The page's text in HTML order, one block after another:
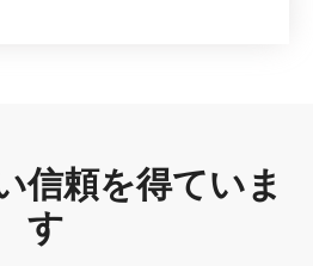
信頼を得ていま
す